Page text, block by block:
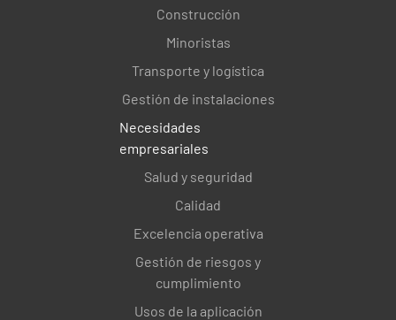
¿Los pesos estándar son correctos?
NO.
La cristalería utilizada era correcta
NO.
Referencia de la preparación estándar:
Construcción
Minoristas
Transporte y logística
Gestión de instalaciones
Necesidades
empresariales
Salud y seguridad
Calidad
Excelencia operativa
Gestión de riesgos y
cumplimiento
Usos de la aplicación